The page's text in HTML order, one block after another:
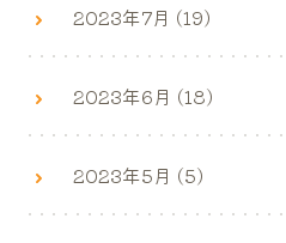
2023年7月 (19)
2023年6月 (18)
2023年5月 (5)